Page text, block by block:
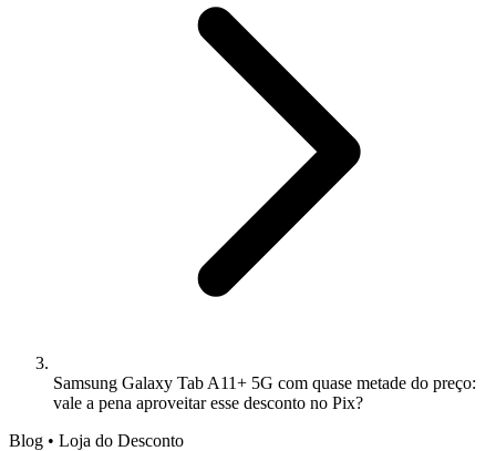
Samsung Galaxy Tab A11+ 5G com quase metade do preço:
vale a pena aproveitar esse desconto no Pix?
Blog • Loja do Desconto